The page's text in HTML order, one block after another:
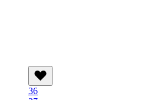
36